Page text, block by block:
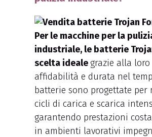
Per le macchine per la
industriale, le batterie
scelta idealegrazie alla loro
affidabilità e durata nel
batterie sono progettate per
cicli di carica e scarica
garantendo prestazioni
in ambienti lavorativi